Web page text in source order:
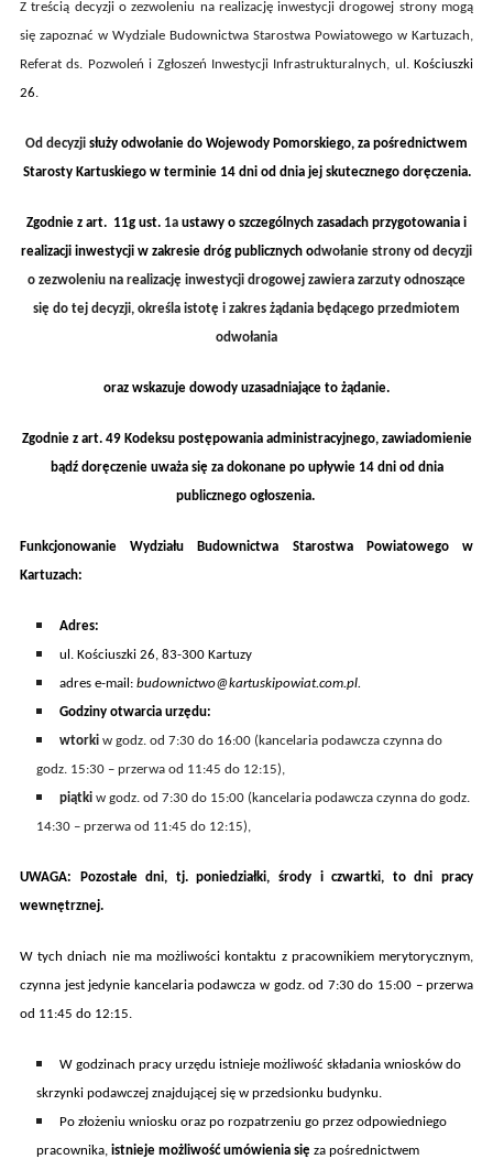
Z treścią decyzji o zezwoleniu na realizację inwestycji drogowej strony mogą
się zapoznać w Wydziale Budownictwa Starostwa Powiatowego w Kartuzach,
Referat ds. Pozwoleń i Zgłoszeń Inwestycji Infrastrukturalnych, ul.Kościuszki
26.
Od decyzji służy odwołanie do Wojewody Pomorskiego, za pośrednictwem
Starosty Kartuskiego w terminie 14 dni od dnia jej skutecznego doręczenia.
Zgodnie z art. 11g ust. 1a ustawy o szczególnych zasadach przygotowania i
realizacji inwestycji w zakresie dróg publicznych odwołanie strony od decyzji
o zezwoleniu na realizację inwestycji drogowej zawiera zarzuty odnoszące
się do tej decyzji, określa istotę i zakres żądania będącego przedmiotem
odwołania
oraz wskazuje dowody uzasadniające to żądanie.
Zgodnie z art. 49 Kodeksu postępowania administracyjnego, zawiadomienie
bądź doręczenie uważa się za dokonane po upływie 14 dni od dnia
publicznego ogłoszenia.
Funkcjonowanie Wydziału Budownictwa Starostwa Powiatowego w
Kartuzach:
Adres:
ul. Kościuszki 26, 83-300 Kartuzy
adres e-mail: budownictwo@kartuskipowiat.com.pl.
Godziny otwarcia urzędu:
wtorkiw godz. od 7:30 do 16:00 (kancelaria podawcza czynna do
godz. 15:30 – przerwa od 11:45 do 12:15),
piątkiw godz. od 7:30 do 15:00 (kancelaria podawcza czynna do godz.
14:30 – przerwa od 11:45 do 12:15),
UWAGA: Pozostałe dni, tj. poniedziałki, środy i czwartki, to dni pracy
wewnętrznej.
W tych dniach nie ma możliwości kontaktu z pracownikiem merytorycznym,
czynna jest jedynie kancelaria podawcza w godz.od 7:30 do 15:00 – przerwa
od 11:45 do 12:15.
W godzinach pracy urzędu istnieje możliwość składania wniosków do
skrzynki podawczej znajdującej się w przedsionku budynku.
Po złożeniu wniosku oraz po rozpatrzeniu go przez odpowiedniego
pracownika, istnieje możliwość umówienia sięza pośrednictwem